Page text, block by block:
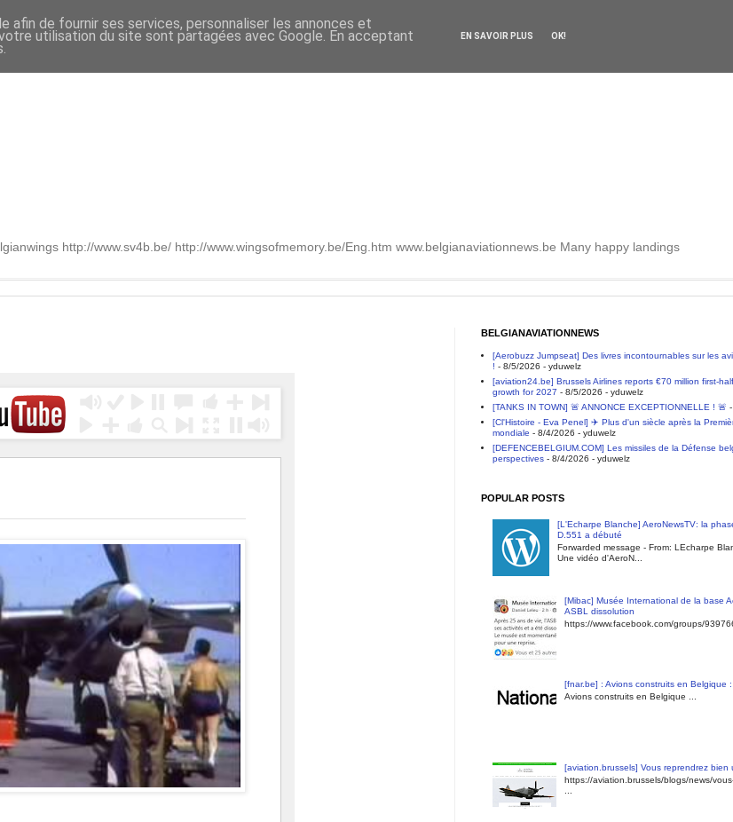
http://www.sv4b.be/ http://www.wingsofmemory.be/Eng.htm www.belgianaviationnews.be Many happy landings
BELGIANAVIATIONNEWS
[Aerobuzz Jumpseat] Des livres incontournables sur les
! - 8/5/2026 - yduwelz
[aviation24.be] Brussels Airlines reports €70 million first-
growth for 2027 - 8/5/2026 - yduwelz
[TANKS IN TOWN] 🚨 ANNONCE EXCEPTIONNELLE ! 🚨
[Cl'Histoire - Eva Penel] ✈️ Plus d'un siècle après la
mondiale - 8/4/2026 - yduwelz
[DEFENCEBELGIUM.COM] Les missiles de la Défense
perspectives- 8/4/2026 - yduwelz
POPULAR POSTS
[L'Echarpe Blanche] AeroNewsTV: la
D.551 a débuté
Forwarded message - From: LEcharpe
Une vidéo d'AeroN...
[Mibac] Musée International de la base
ASBL dissolution
https://www.facebook.com/groups/
[fnar.be] : Avions construits en Belgique
Avions construits en Belgique ...
[aviation.brussels] Vous reprendrez bien
https://aviation.brussels/blogs/news/
afin de fournir ses services, personnaliser les annonces et
utilisation du site sont partagées avec Google. En acceptant EN SAVOIR PLUS OK!